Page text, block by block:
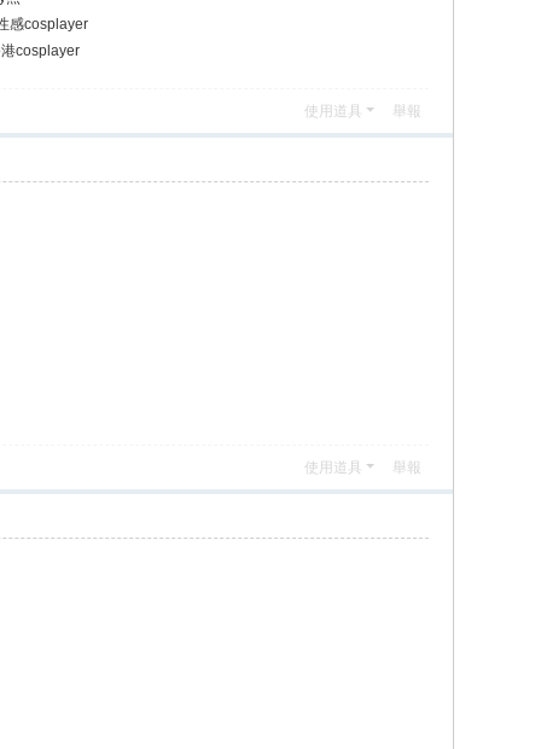
感cosplayer
cosplayer
使用道具 舉報
使用道具 舉報